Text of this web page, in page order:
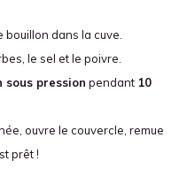
bouillon dans la cuve.
le sel et le poivre.
sous pression pendant 10
ouvre le couvercle, remue
prêt !